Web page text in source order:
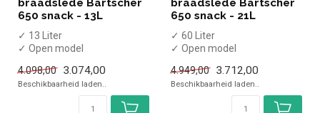
braadslede Bartscher
650 snack - 13L
✓ 13 Liter
✓ Open model
✓ 400 Volt
4.098,00 3.074,00
Beschikbaarheid laden..
braadslede Bartscher
650 snack - 21L
✓ 60 Liter
✓ Open model
✓ 400 Volt
4.949,00 3.712,00
Beschikbaarheid laden..